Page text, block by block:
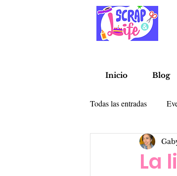
Inicio Blog
Todas las entradas
Alterados
La